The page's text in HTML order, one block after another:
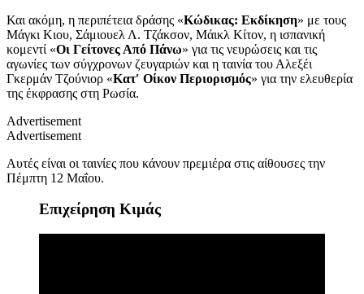
Και ακόμη, η περιπέτεια δράσης «Κώδικας: Εκδίκηση» με τους
Μάγκι Κιου, Σάμιουελ Λ. Τζάκσον, Μάικλ Κίτον, η ισπανική
κομεντί «Οι Γείτονες Από Πάνω» για τις νευρώσεις και τις
αγωνίες των σύγχρονων ζευγαριών και η ταινία του Αλεξέι
Γκερμάν Τζούνιορ «Κατ′ Οίκον Περιορισμός» για την ελευθερία
της έκφρασης στη Ρωσία.
Advertisement
Advertisement
Αυτές είναι οι ταινίες που κάνουν πρεμιέρα στις αίθουσες την
Πέμπτη 12 Μαΐου.
Επιχείρηση Κιμάς